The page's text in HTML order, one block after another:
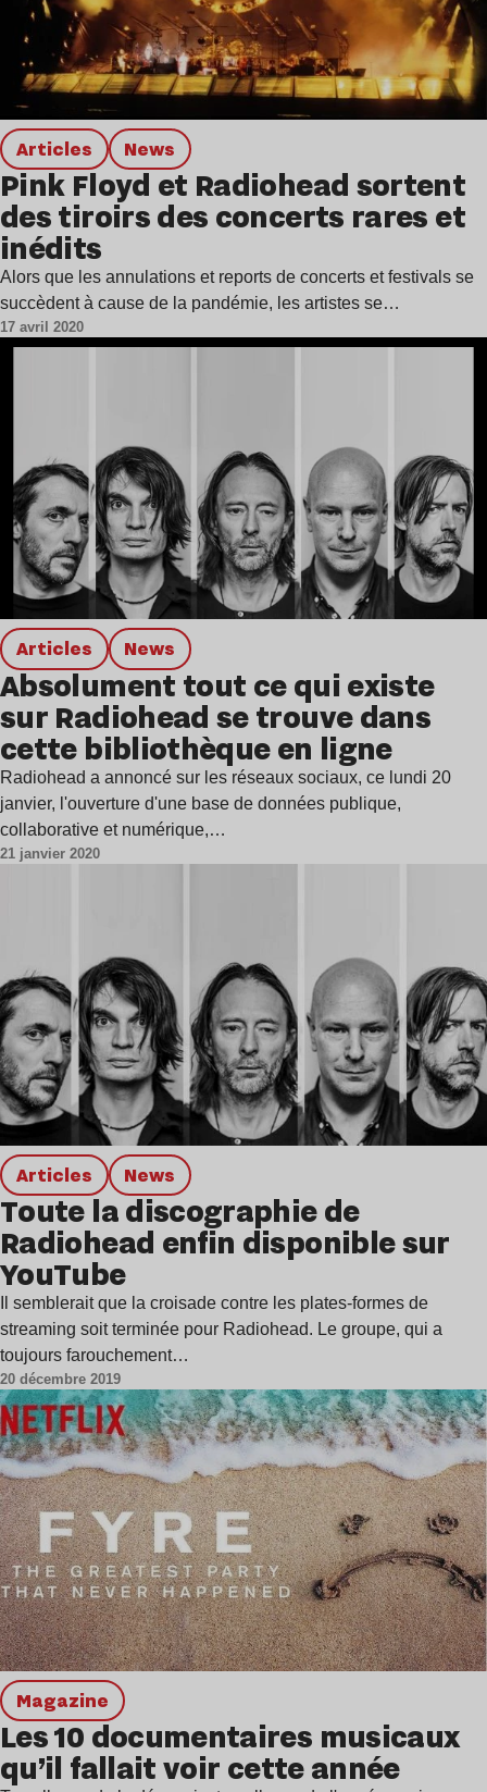
Articles news
Pink Floyd et Radiohead sortent
des tiroirs des concerts rares et
inédits
Alors que les annulations et reports de concerts et festivals se
succèdent à cause de la pandémie, les artistes se…
17 avril 2020
Articles news
Absolument tout ce qui existe
sur Radiohead se trouve dans
cette bibliothèque en ligne
Radiohead a annoncé sur les réseaux sociaux, ce lundi 20
janvier, l'ouverture d'une base de données publique,
collaborative et numérique,…
21 janvier 2020
Articles news
Toute la discographie de
Radiohead enfin disponible sur
YouTube
Il semblerait que la croisade contre les plates-formes de
streaming soit terminée pour Radiohead. Le groupe, qui a
toujours farouchement…
20 décembre 2019
magazine
Les 10 documentaires musicaux
qu’il fallait voir cette année